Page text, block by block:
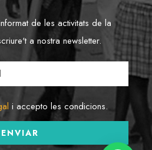
de les activitats de la
a nostra newsletter.
i accepto les condicions.